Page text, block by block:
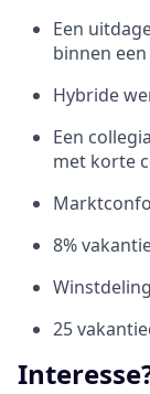
Een
binnen
Hybride
Een
met korte
8%
25